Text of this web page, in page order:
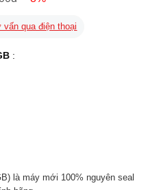
vấn qua điện thoại
:
là máy mới 100% nguyên seal